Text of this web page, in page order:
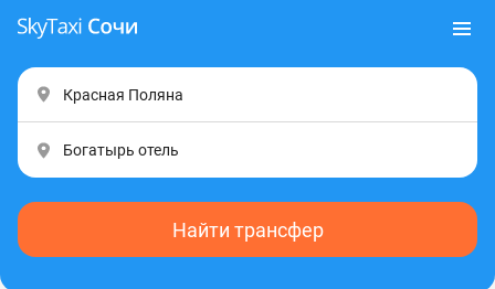
Найти трансфер